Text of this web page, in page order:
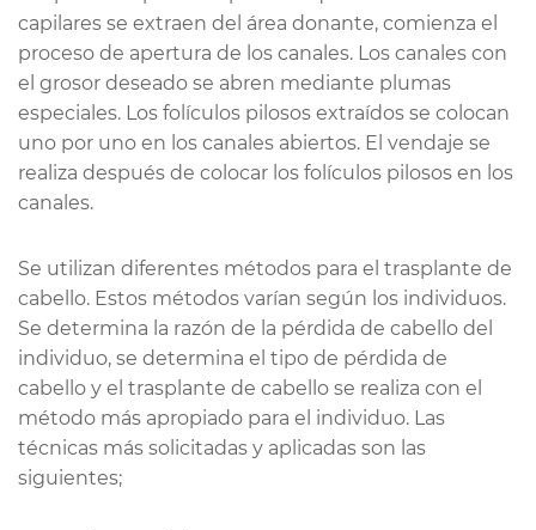
capilares se extraen del área donante, comienza el
proceso de apertura de los canales. Los canales con
el grosor deseado se abren mediante plumas
especiales. Los folículos pilosos extraídos se colocan
uno por uno en los canales abiertos. El vendaje se
realiza después de colocar los folículos pilosos en los
canales.
Se utilizan diferentes métodos para el trasplante de
cabello. Estos métodos varían según los individuos.
Se determina la razón de la pérdida de cabello del
individuo, se determina el tipo de pérdida de
cabello y el trasplante de cabello se realiza con el
método más apropiado para el individuo. Las
técnicas más solicitadas y aplicadas son las
siguientes;